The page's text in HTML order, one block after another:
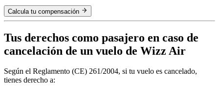
Calcula tu compensación
Tus derechos como pasajero en caso de
cancelación de un vuelo de Wizz Air
Según el Reglamento (CE) 261/2004, si tu vuelo es cancelado,
tienes derecho a: